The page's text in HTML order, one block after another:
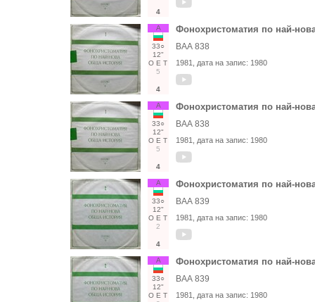
4
А
33○
12"
О Е Т
5
4
Фонохристоматия по най-
ВАА 838
1981 , дата на запис: 1980
А
33○
12"
О Е Т
5
4
Фонохристоматия по най-
ВАА 838
1981 , дата на запис: 1980
А
33○
12"
О Е Т
2
4
Фонохристоматия по най-
ВАА 839
1981 , дата на запис: 1980
А
33○
12"
О Е Т
Фонохристоматия по най-
ВАА 839
1981 , дата на запис: 1980